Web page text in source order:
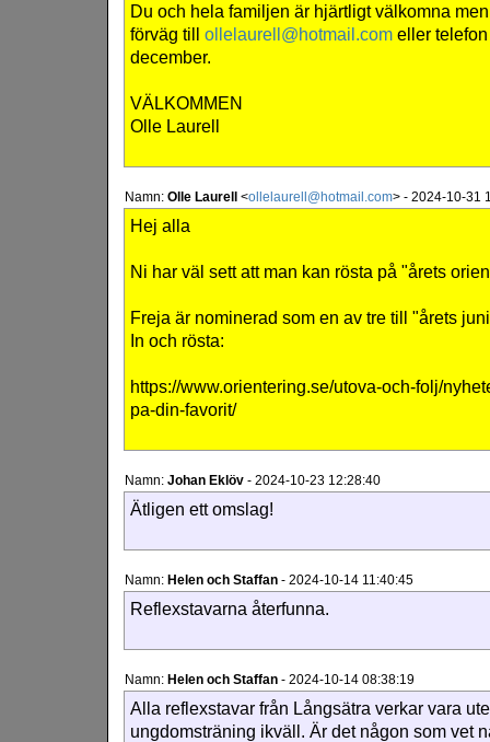
Du och hela familjen är hjärtligt välkomna
förväg till ollelaurell@hotmail.com eller
december.
VÄLKOMMEN
Olle Laurell
Namn: Olle Laurell <ollelaurell@hotmail.com> - 2024-10-31
Hej alla
Ni har väl sett att man kan rösta på "årets
Freja är nominerad som en av tre till "årets
In och rösta:
https://www.orientering.se/utova-och-folj/
pa-din-favorit/
Namn: Johan Eklöv - 2024-10-23 12:28:40
Ätligen ett omslag!
Namn: Helen och Staffan - 2024-10-14 11:40:45
Reflexstavarna återfunna.
Namn: Helen och Staffan - 2024-10-14 08:38:19
Alla reflexstavar från Långsätra verkar vara
ungdomsträning ikväll. Är det någon som vet